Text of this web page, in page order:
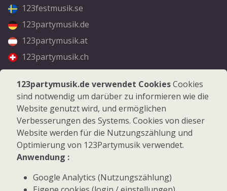
123festmusik.se
123partymusik.de
123partymusik.at
123partymusik.ch
Folgen Sie uns
Facebook
Instagram
© 2026 123Partymusik.de - Alle Rechte vorbehalten
123partymusik.de verwendet CookiesCookies
sind notwendig um darüber zu informieren wie die
Website genutzt wird, und ermöglichen
Verbesserungen des Systems. Cookies von dieser
Website werden für die Nutzungszählung und
Optimierung von 123Partymusik verwendet.
Anwendung :
Google Analytics (Nutzungszählung)